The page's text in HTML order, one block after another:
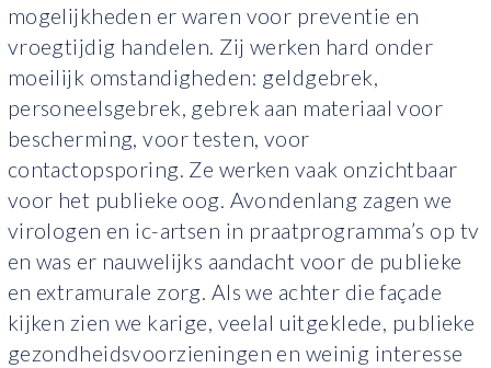
mogelijkheden er waren voor preventie en
vroegtijdig handelen. Zij werken hard onder
moeilijk omstandigheden: geldgebrek,
personeelsgebrek, gebrek aan materiaal voor
bescherming, voor testen, voor
contactopsporing. Ze werken vaak onzichtbaar
voor het publieke oog. Avondenlang zagen we
virologen en ic-artsen in praatprogramma’s op tv
en was er nauwelijks aandacht voor de publieke
en extramurale zorg. Als we achter die façade
kijken zien we karige, veelal uitgeklede, publieke
gezondheidsvoorzieningen en weinig interesse